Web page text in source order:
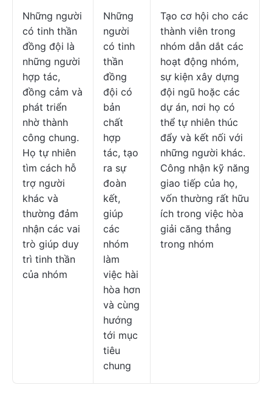
Những người
có tinh thần
đồng đội là
những người
hợp tác,
đồng cảm và
phát triển
nhờ thành
công chung.
Họ tự nhiên
tìm cách hỗ
trợ người
khác và
thường đảm
nhận các vai
trò giúp duy
trì tinh thần
của nhóm
Những
người
có tinh
thần
đồng
đội có
bản
chất
hợp
tác, tạo
ra sự
đoàn
kết,
giúp
các
nhóm
làm
việc hài
hòa hơn
và cùng
hướng
tới mục
tiêu
chung
Tạo cơ hội cho các
thành viên trong
nhóm dẫn dắt các
hoạt động nhóm,
sự kiện xây dựng
đội ngũ hoặc các
dự án, nơi họ có
thể tự nhiên thúc
đẩy và kết nối với
những người khác.
Công nhận kỹ năng
giao tiếp của họ,
vốn thường rất hữu
ích trong việc hòa
giải căng thẳng
trong nhóm